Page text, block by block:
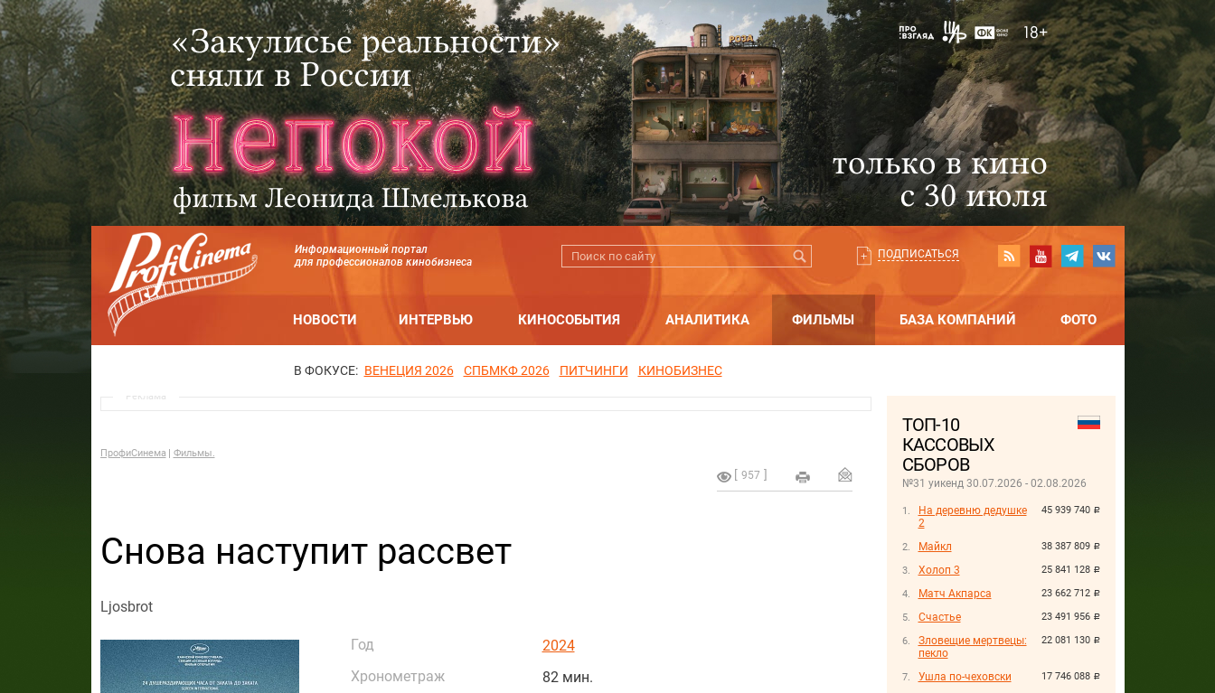
Информационный портал
для профессионалов кинобизнеса
ПОДПИСАТЬСЯ
НОВОСТИ ИНТЕРВЬЮ КИНОСОБЫТИЯ АНАЛИТИКА ФИЛЬМЫ БАЗА КОМПАНИЙ ФОТО
В ФОКУСЕ: ВЕНЕЦИЯ 2026 СПБМКФ 2026 ПИТЧИНГИ КИНОБИЗНЕС
ТОП-10
КАССОВЫХ
СБОРОВ
№31 уикенд 30.07.2026 - 02.08.2026
45 939 740 руб.
На деревню дедушке
2
38 387 809 руб.
Майкл
25 841 128 руб.
Холоп 3
23 662 712 руб.
Матч Акпарса
23 491 956 руб.
Счастье
22 081 130 руб.
Зловещие мертвецы:
пекло
17 746 088 руб.
Ушла по-чеховски
Реклама
ПрофиСинема Фильмы.
957
Снова наступит рассвет
Ljosbrot
Год
2024
Хронометраж
82 мин.